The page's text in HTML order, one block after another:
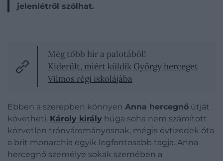
jelenlétről szólhat.
Még több hír a palotából!
Kiderült, miért küldik György herceget
Vilmos régi iskolájába
Ebben a szerepben könnyen Anna hercegnő útját
követheti. Károly király húga soha nem számított
közvetlen trónvárományosnak, mégis évtizedek óta
a brit monarchia egyik legfontosabb tagja. Anna
hercegnő személye sokak szemében a